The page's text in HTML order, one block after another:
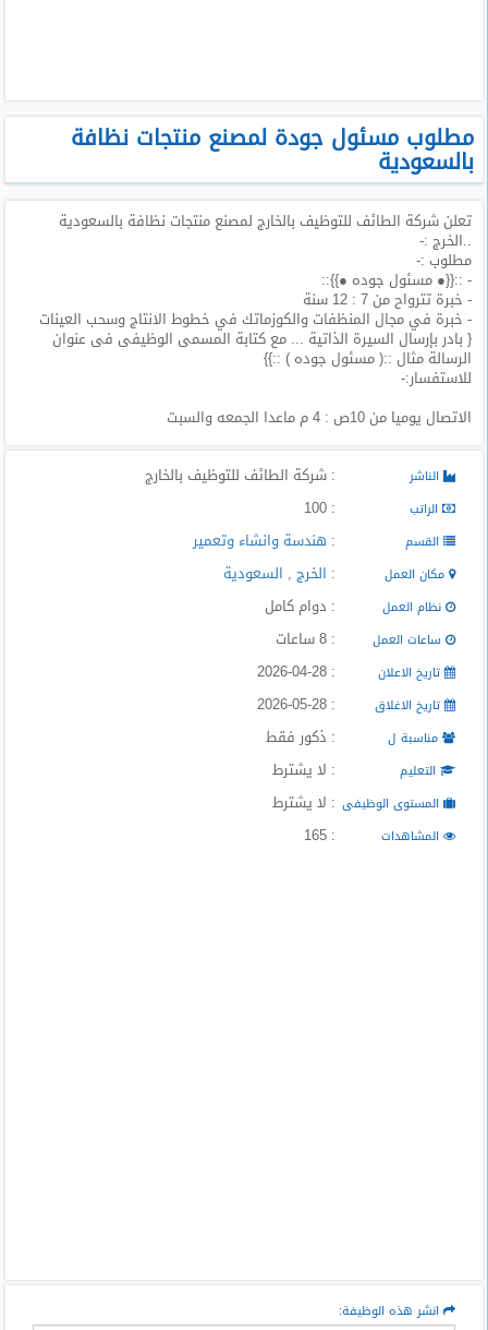
تصفح
الوظائف
وظائف
اليوم
وظائف
السعودية
اليوم
وظائف
مصر
اليوم
وظائف
حكومية
المدونة
مطلوب مسئول جودة لمصنع منتجات نظافة
بالسعودية
تعلن شركة الطائف للتوظيف بالخارج لمصنع منتجات نظافة بالسعودية
..الخرج :-
مطلوب :-
- ::{{● مسئول جوده ●}}::
- خبرة تترواح من 7 : 12 سنة
- خبرة في مجال المنظفات والكوزماتك في خطوط الانتاج وسحب العينات
{ بادر بإرسال السيرة الذاتية ... مع كتابة المسمى الوظيفى فى عنوان
الرسالة مثال ::( مسئول جوده ) ::}}
للاستفسار:-
الاتصال يوميا من 10ص : 4 م ماعدا الجمعه والسبت
الناشر : شركة الطائف للتوظيف بالخارج
الراتب : 100
القسم : هندسة وانشاء وتعمير
مكان العمل : الخرج , السعودية
نظام العمل : دوام كامل
ساعات العمل : 8 ساعات
تاريخ الاعلان : 2026-04-28
تاريخ الاغلاق : 2026-05-28
مناسبة ل : ذكور فقط
التعليم : لا يشترط
المستوى الوظيفى : لا يشترط
المشاهدات : 165
انشر هذه الوظيفة: